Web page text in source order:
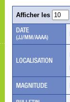
Afficher les